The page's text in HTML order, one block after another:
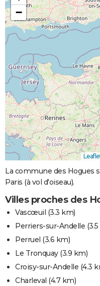
−
La commune des Hogues
Paris (à vol d'oiseau).
Villes proches des
Vascœuil (3.3 km)
Perriers-sur-Andelle
Perruel (3.6 km)
Le Tronquay(3.9 km)
Croisy-sur-Andelle (4.3
Charleval (4.7 km)